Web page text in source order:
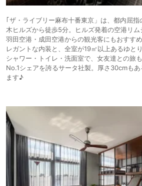
｢ザ・ライブリー麻布十番東京」は、都内屈
木ヒルズから徒歩5分。ヒルズ発着の空港リム
羽田空港・成田空港からの観光客にもおすす
レガントな内装と、全室が19㎡以上あるゆと
シャワー・トイレ・洗面室で、女友達との旅
No.1シェアを誇るサータ社製。厚さ30cmも
ます♪